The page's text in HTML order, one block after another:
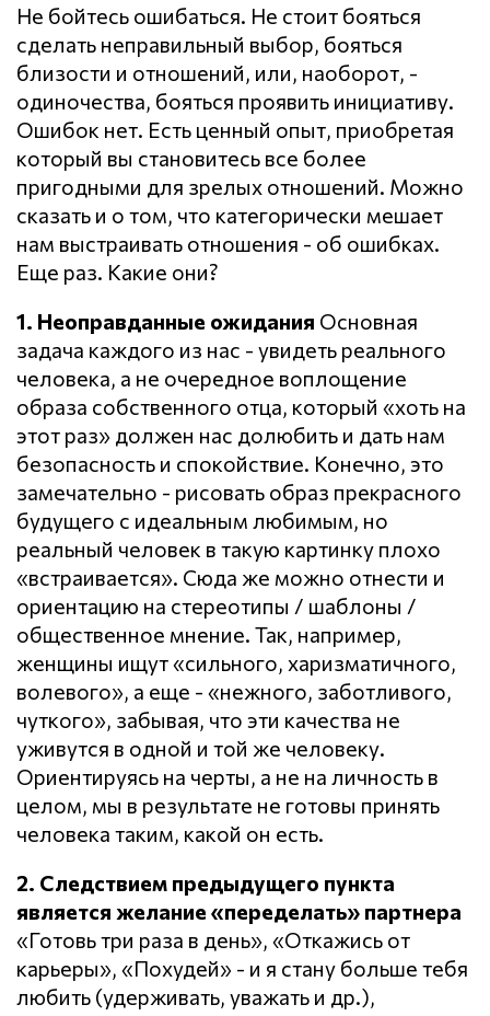
Не бойтесь ошибаться. Не стоит бояться
сделать неправильный выбор, бояться
близости и отношений, или, наоборот, -
одиночества, бояться проявить инициативу.
Ошибок нет. Есть ценный опыт, приобретая
который вы становитесь все более
пригодными для зрелых отношений. Можно
сказать и о том, что категорически мешает
нам выстраивать отношения - об ошибках.
Еще раз. Какие они?
1. Неоправданные ожидания Основная
задача каждого из нас - увидеть реального
человека, а не очередное воплощение
образа собственного отца, который «хоть на
этот раз» должен нас долюбить и дать нам
безопасность и спокойствие. Конечно, это
замечательно - рисовать образ прекрасного
будущего с идеальным любимым, но
реальный человек в такую картинку плохо
«встраивается». Сюда же можно отнести и
ориентацию на стереотипы / шаблоны /
общественное мнение. Так, например,
женщины ищут «сильного, харизматичного,
волевого», а еще - «нежного, заботливого,
чуткого», забывая, что эти качества не
уживутся в одной и той же человеку.
Ориентируясь на черты, а не на личность в
целом, мы в результате не готовы принять
человека таким, какой он есть.
2. Следствием предыдущего пункта
является желание «переделать» партнера
«Готовь три раза в день», «Откажись от
карьеры», «Похудей» - и я стану больше тебя
любить (удерживать, уважать и др.),